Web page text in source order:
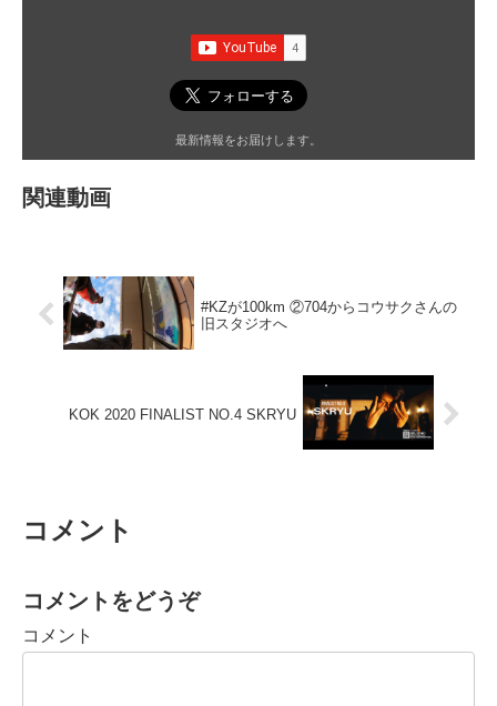
最新情報をお届けします。
関連動画
#KZが100km ②704からコウサクさんの
旧スタジオへ
KOK 2020 FINALIST NO.4 SKRYU
コメント
コメントをどうぞ
コメント